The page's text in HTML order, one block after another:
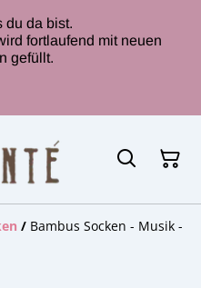
du da bist.
fortlaufend mit neuen
gefüllt.
/ Bambus Socken - Musik -